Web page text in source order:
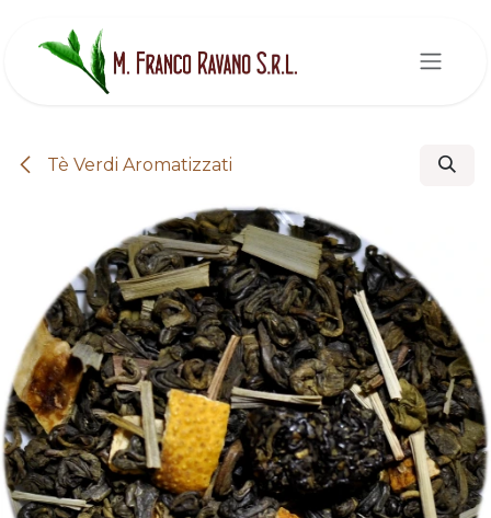
Tè Verdi Aromatizzati